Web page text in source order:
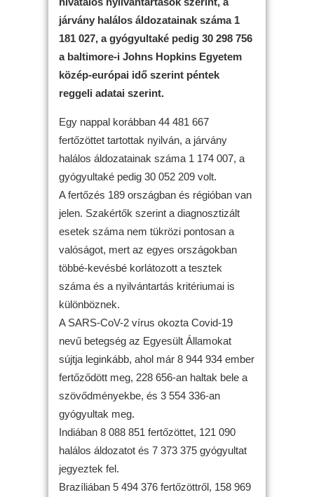
járvány halálos áldozatainak száma 1
181 027, a gyógyultaké pedig 30 298 756
a baltimore-i Johns Hopkins Egyetem
közép-európai idő szerint péntek
reggeli adatai szerint.
Egy nappal korábban 44 481 667
fertőzöttet tartottak nyilván, a járvány
halálos áldozatainak száma 1 174 007, a
gyógyultaké pedig 30 052 209 volt.
A fertőzés 189 országban és régióban van
jelen. Szakértők szerint a diagnosztizált
esetek száma nem tükrözi pontosan a
valóságot, mert az egyes országokban
többé-kevésbé korlátozott a tesztek
száma és a nyilvántartás kritériumai is
különböznek.
A SARS-CoV-2 vírus okozta Covid-19
nevű betegség az Egyesült Államokat
sújtja leginkább, ahol már 8 944 934 ember
fertőződött meg, 228 656-an haltak bele a
szövődményekbe, és 3 554 336-an
gyógyultak meg.
Indiában 8 088 851 fertőzöttet, 121 090
halálos áldozatot és 7 373 375 gyógyultat
jegyeztek fel.
Brazíliában 5 494 376 fertőzöttről, 158 969